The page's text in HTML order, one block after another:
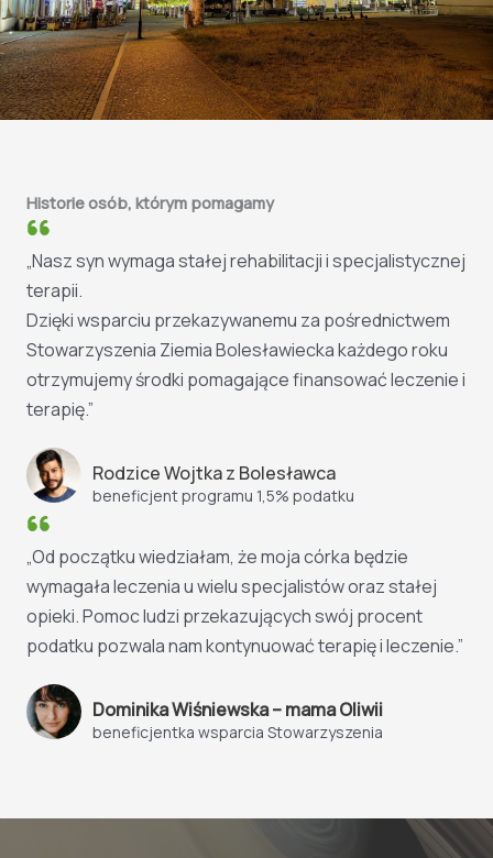
Historie osób, którym pomagamy
„Nasz syn wymaga stałej rehabilitacji i specjalistycznej
terapii.
Dzięki wsparciu przekazywanemu za pośrednictwem
Stowarzyszenia Ziemia Bolesławiecka każdego roku
otrzymujemy środki pomagające finansować leczenie i
terapię.”
Rodzice Wojtka z Bolesławca
beneficjent programu 1,5% podatku
„Od początku wiedziałam, że moja córka będzie
wymagała leczenia u wielu specjalistów oraz stałej
opieki. Pomoc ludzi przekazujących swój procent
podatku pozwala nam kontynuować terapię i leczenie.”
Dominika Wiśniewska – mama Oliwii
beneficjentka wsparcia Stowarzyszenia